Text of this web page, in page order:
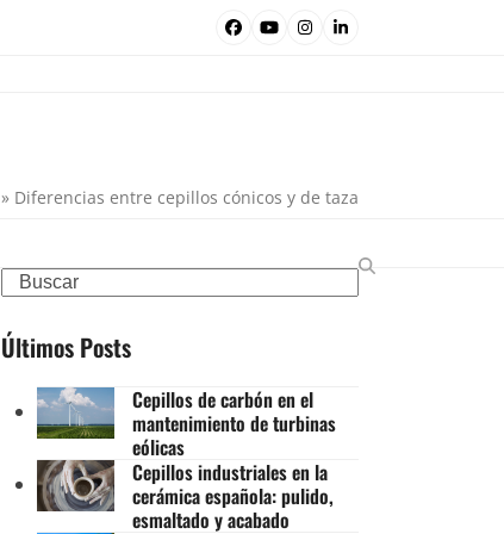
Facebook
YouTubeInstagram
LinkedIn
» Diferencias entre cepillos cónicos y de taza
Search
Últimos Posts
Cepillos de carbón en el
mantenimiento de turbinas
eólicas
Cepillos industriales en la
cerámica española: pulido,
esmaltado y acabado